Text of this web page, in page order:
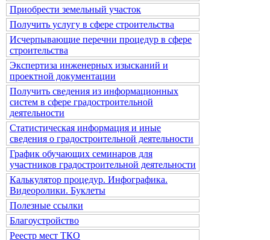
Приобрести земельный участок
Получить услугу в сфере строительства
Исчерпывающие перечни процедур в сфере
строительства
Экспертиза инженерных изысканий и
проектной документации
Получить сведения из информационных
систем в сфере градостроительной
деятельности
Статистическая информация и иные
сведения о градостроительной деятельности
График обучающих семинаров для
участников градостроительной деятельности
Калькулятор процедур. Инфографика.
Видеоролики. Буклеты
Полезные ссылки
Благоустройство
Реестр мест ТКО